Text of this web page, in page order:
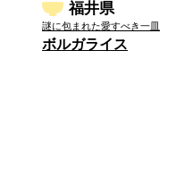
福井県
謎に包まれた愛すべき一皿
ボルガライス